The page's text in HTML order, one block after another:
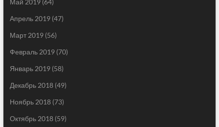
Май 2019(64)
Апрель 2019(47)
Март 2019(56)
Февраль 2019(70)
Январь 2019(58)
Декабрь 2018(49)
Ноябрь 2018(73)
Октябрь 2018(59)